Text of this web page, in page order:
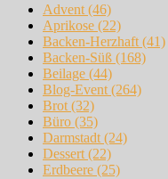
Advent (46)
Aprikose (22)
Backen-Herzhaft (41)
Backen-Süß (168)
Beilage (44)
Blog-Event (264)
Brot (32)
Büro (35)
Darmstadt (24)
Dessert (22)
Erdbeere (25)